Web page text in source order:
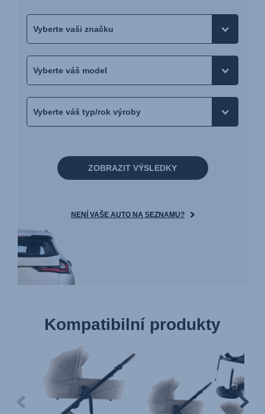
ZOBRAZIT VÝSLEDKY
NENÍ VAŠE AUTO NA SEZNAMU?
Kompatibilní produkty